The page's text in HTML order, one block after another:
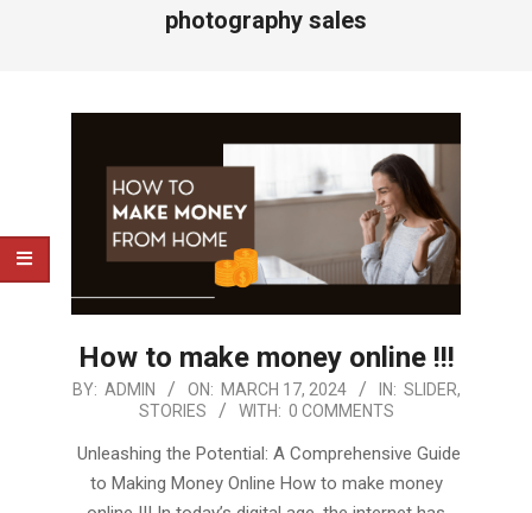
photography sales
How to make money online !!!
2024-
17
BY: ADMIN ON: MARCH 17, 2024 IN: SLIDER,
STORIES
WITH: 0 COMMENTS
Unleashing the Potential: A Comprehensive Guide
to Making Money Online How to make money